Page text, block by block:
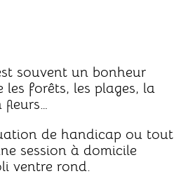
souvent un bonheur
les forêts, les plages, la
fleurs…
de handicap ou tout
session à domicile
ventre rond.